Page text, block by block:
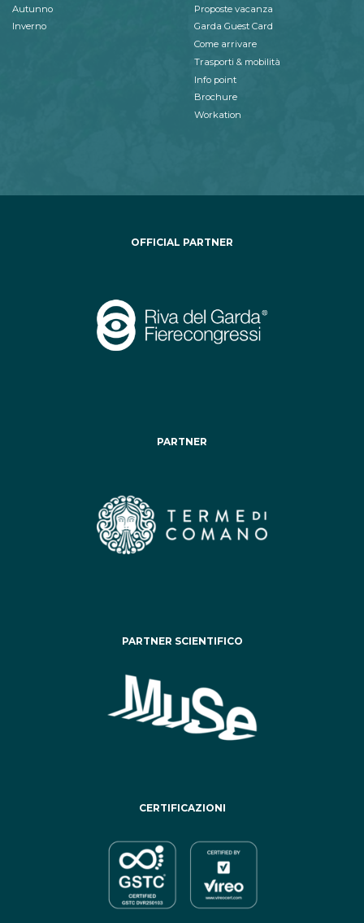
Autunno
Inverno
Proposte vacanza
Garda Guest Card
Come arrivare
Trasporti & mobilità
Info point
Brochure
Workation
OFFICIAL PARTNER
PARTNER
PARTNER SCIENTIFICO
CERTIFICAZIONI